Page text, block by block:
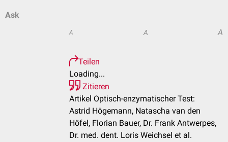
Ask
A A A
Teilen
Loading...
Zitieren
Artikel Optisch-enzymatischer Test:
Astrid Högemann, Natascha van den
Höfel, Florian Bauer, Dr. Frank Antwerpes,
Dr. med. dent. Loris Weichsel et al.